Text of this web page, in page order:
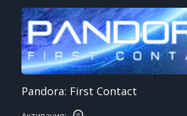
Pandora: First Contact